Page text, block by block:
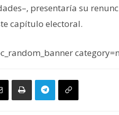
presentaría su
capítulo electoral.